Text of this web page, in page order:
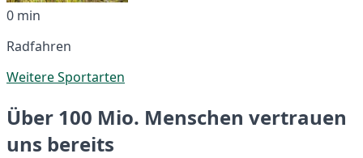
0 min
Radfahren
Weitere Sportarten
Über 100 Mio. Menschen vertrauen
uns bereits